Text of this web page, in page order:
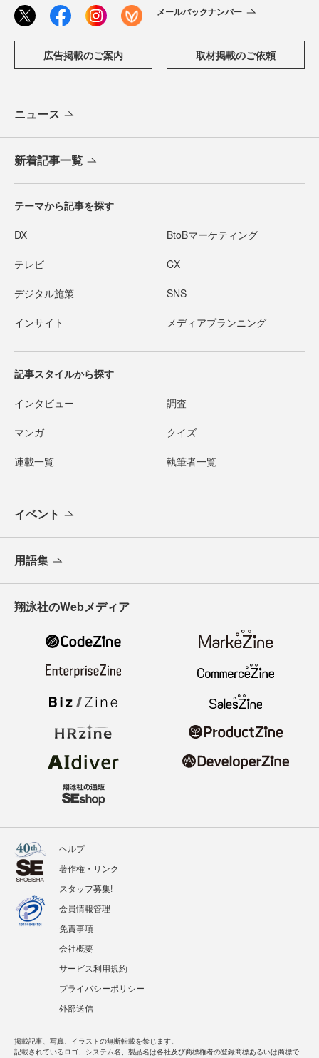
メールバックナンバー
広告掲載のご案内 取材掲載のご依頼
ニュース
新着記事一覧
テーマから記事を探す
DX BtoBマーケティング
テレビ CX
デジタル施策 SNS
インサイト メディアプランニング
記事スタイルから探す
インタビュー 調査
マンガ クイズ
連載一覧 執筆者一覧
イベント
用語集
翔泳社のWebメディア
ヘルプ
著作権・リンク
スタッフ募集!
会員情報管理
免責事項
会社概要
サービス利用規約
プライバシーポリシー
外部送信
掲載記事、写真、イラストの無断転載を禁じます。
記載されているロゴ、システム名、製品名は各社及び商標権者の登録商標あるいは商標で